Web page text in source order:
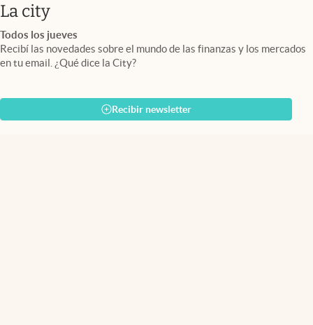
La cityabre en nueva pestaña
Todos los jueves
Recibí las novedades sobre el mundo de las finanzas y los mercados
en tu email. ¿Qué dice la City?
Recibir newsletter